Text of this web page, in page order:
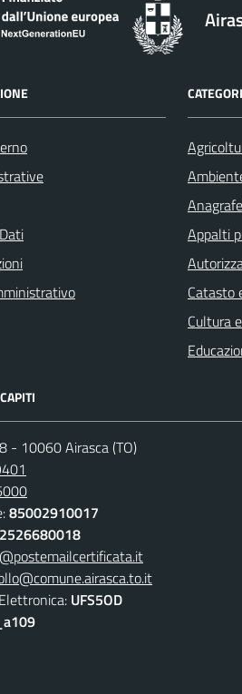
Appalti
Catasto
Cultura
- 10060 Airasca (TO)
85002910017
UFS5OD